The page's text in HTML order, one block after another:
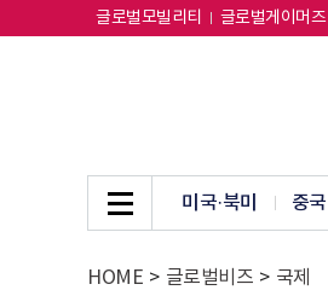
글로벌모빌리티 글로벌게이머즈
미국·북미 중국
HOME > 글로벌비즈 > 국제